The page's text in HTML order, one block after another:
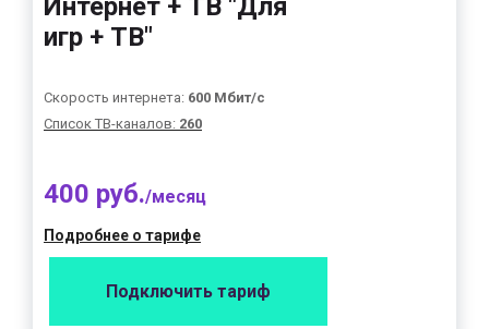
Интернет + ТВ "Для
игр + ТВ"
Скорость интернета: 600 Мбит/с
Список ТВ-каналов: 260
400 руб./месяц
Подробнее о тарифе
Подключить тариф